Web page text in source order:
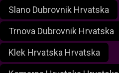
Slano Dubrovnik Hrvatska
Trnova Dubrovnik Hrvatska
Klek Hrvatska Hrvatska